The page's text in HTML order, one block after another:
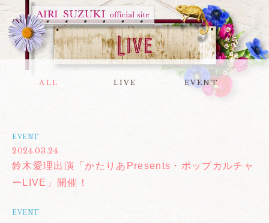
ALL LIVE EVENT
EVENT
2024.03.24
鈴木愛理出演「かたりあPresents・ポップカルチャ
ーLIVE」開催！
EVENT